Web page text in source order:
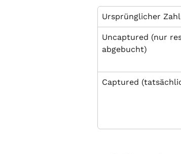
Ursprünglicher
Uncaptured (nur
abgebucht)
Captured